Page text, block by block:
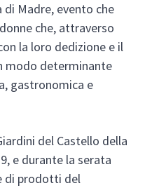
Madre, evento che
che, attraverso
la loro dedizione e il
modo determinante
gastronomica e
del Castello della
e durante la serata
di prodotti del